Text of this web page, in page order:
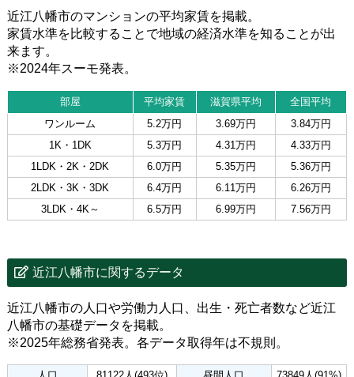
近江八幡市のマンションの平均家賃を掲載。
家賃水準を比較することで地域の経済水準を知ることが出
来ます。
※2024年スーモ発表。
部屋 平均家賃 滋賀県平均
全国平均
ワンルーム
5.2万円 3.69万円
3.84万円
1K・1DK
5.3万円 4.31万円
4.33万円
1LDK・2K・2DK
6.0万円 5.35万円
5.36万円
2LDK・3K・3DK
6.4万円 6.11万円
6.26万円
3LDK・4K～
6.5万円 6.99万円 7.56万円
近江八幡市に関するデータ
近江八幡市の人口や労働力人口、出生・死亡者数など近江
八幡市の基礎データを掲載。
※2025年総務省発表。各データ取得年は不規則。